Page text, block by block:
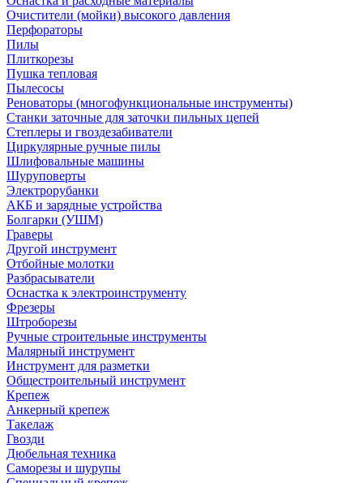
Очистители (мойки) высокого давления
Перфораторы
Пилы
Плиткорезы
Пушка тепловая
Пылесосы
Реноваторы (многофункциональные инструменты)
Станки заточные для заточки пильных цепей
Степлеры и гвоздезабиватели
Циркулярные ручные пилы
Шлифовальные машины
Шуруповерты
Электрорубанки
АКБ и зарядные устройства
Болгарки (УШМ)
Граверы
Другой инструмент
Отбойные молотки
Разбрасыватели
Оснастка к электроинструменту
Фрезеры
Штроборезы
Ручные строительные инструменты
Малярный инструмент
Инструмент для разметки
Общестроительный инструмент
Крепеж
Анкерный крепеж
Такелаж
Гвозди
Дюбельная техника
Саморезы и шурупы